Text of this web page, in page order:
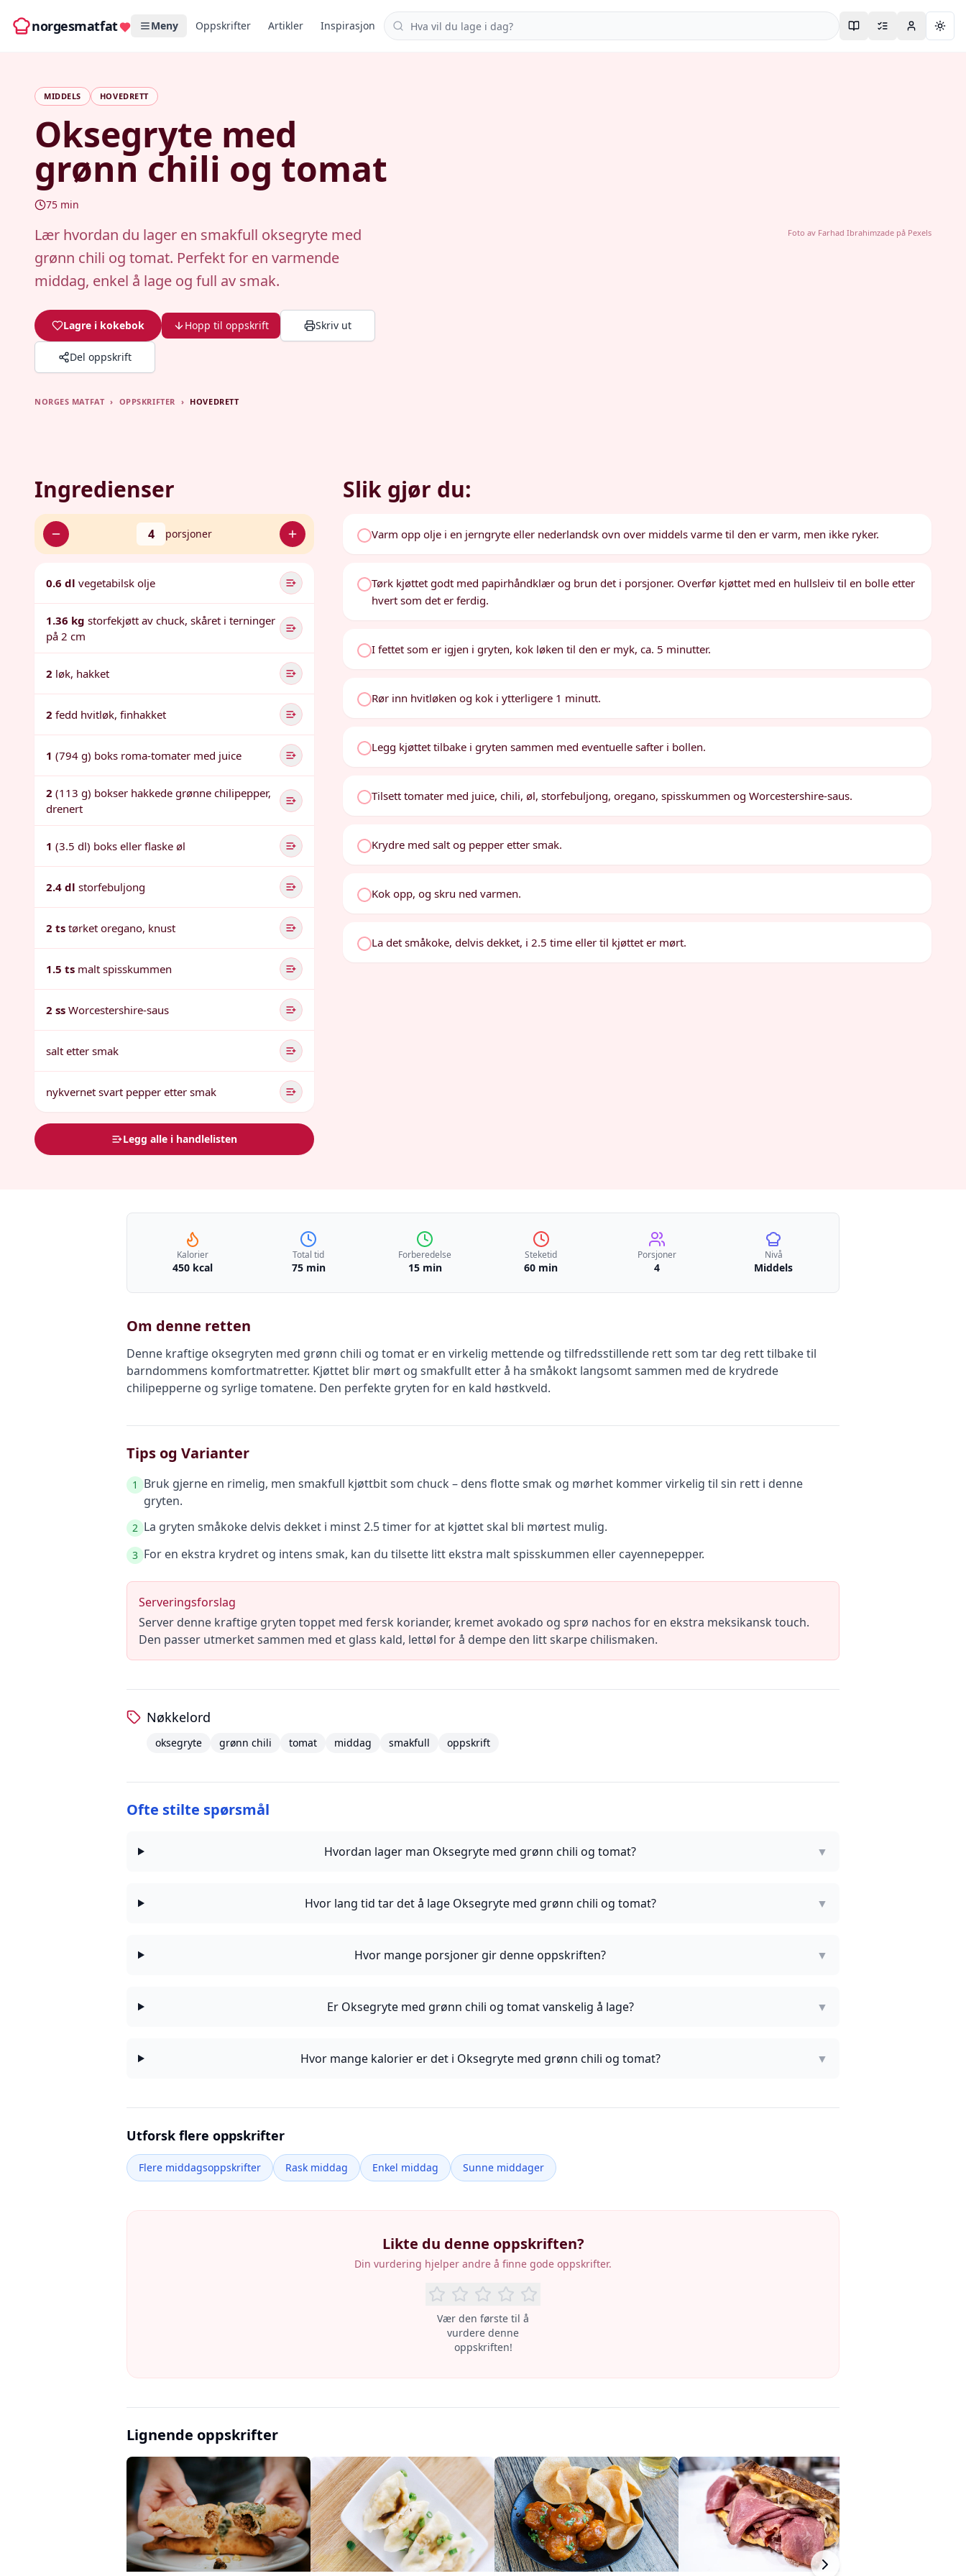
norgesmatfat Meny Oppskrifter Artikler Inspirasjon Søk i oppskrifter
MIDDELS HOVEDRETT
Oksegryte med
grønn chili og tomat
75 min
Lær hvordan du lager en smakfull oksegryte med
grønn chili og tomat. Perfekt for en varmende
middag, enkel å lage og full av smak.
Lagre i kokebok Hopp til oppskrift Skriv ut
Del oppskrift
Foto av Farhad Ibrahimzadepå Pexels
NORGES MATFAT › OPPSKRIFTER › HOVEDRETT
Ingredienser
4 porsjoner
0.6 dl vegetabilsk olje
1.36 kg storfekjøtt av chuck, skåret i terninger
på 2 cm
2 løk, hakket
2 fedd hvitløk, finhakket
1 (794 g) boks roma-tomater med juice
2 (113 g) bokser hakkede grønne chilipepper,
drenert
1 (3.5 dl) boks eller flaske øl
2.4 dl storfebuljong
2 ts tørket oregano, knust
1.5 ts malt spisskummen
2 ss Worcestershire-saus
salt etter smak
nykvernet svart pepper etter smak
Legg alle i handlelisten
Slik gjør du:
Varm opp olje i en jerngryte eller nederlandsk ovn over middels varme til den er varm, men ikke ryker.
Tørk kjøttet godt med papirhåndklær og brun det i porsjoner. Overfør kjøttet med en hullsleiv til en bolle etter
hvert som det er ferdig.
I fettet som er igjen i gryten, kok løken til den er myk, ca. 5 minutter.
Rør inn hvitløken og kok i ytterligere 1 minutt.
Legg kjøttet tilbake i gryten sammen med eventuelle safter i bollen.
Tilsett tomater med juice, chili, øl, storfebuljong, oregano, spisskummen og Worcestershire-saus.
Krydre med salt og pepper etter smak.
Kok opp, og skru ned varmen.
La det småkoke, delvis dekket, i 2.5 time eller til kjøttet er mørt.
Kalorier
450 kcal
Total tid
75 min
Forberedelse
15 min
Steketid
60 min
Porsjoner
4
Nivå
Middels
Om denne retten
Denne kraftige oksegryten med grønn chili og tomat er en virkelig mettende og tilfredsstillende rett som tar deg rett tilbake til
barndommens komfortmatretter. Kjøttet blir mørt og smakfullt etter å ha småkokt langsomt sammen med de krydrede
chilipepperne og syrlige tomatene. Den perfekte gryten for en kald høstkveld.
Tips og Varianter
1
Bruk gjerne en rimelig, men smakfull kjøttbit som chuck – dens flotte smak og mørhet kommer virkelig til sin rett i denne
gryten.
2 La gryten småkoke delvis dekket i minst 2.5 timer for at kjøttet skal bli mørtest mulig.
3 For en ekstra krydret og intens smak, kan du tilsette litt ekstra malt spisskummen eller cayennepepper.
Serveringsforslag
Server denne kraftige gryten toppet med fersk koriander, kremet avokado og sprø nachos for en ekstra meksikansk touch.
Den passer utmerket sammen med et glass kald, lettøl for å dempe den litt skarpe chilismaken.
Nøkkelord
oksegryte grønn chili tomat middag smakfull oppskrift
Ofte stilte spørsmål
Hvordan lager man Oksegryte med grønn chili og tomat? ▼
Hvor lang tid tar det å lage Oksegryte med grønn chili og tomat? ▼
Hvor mange porsjoner gir denne oppskriften? ▼
Er Oksegryte med grønn chili og tomat vanskelig å lage? ▼
Hvor mange kalorier er det i Oksegryte med grønn chili og tomat? ▼
Utforsk flere oppskrifter
Flere middagsoppskrifter Rask middag Enkel middag Sunne middager
Likte du denne oppskriften?
Din vurdering hjelper andre å finne gode oppskrifter.
Vær den første til å
vurdere denne
oppskriften!
Lignende oppskrifter